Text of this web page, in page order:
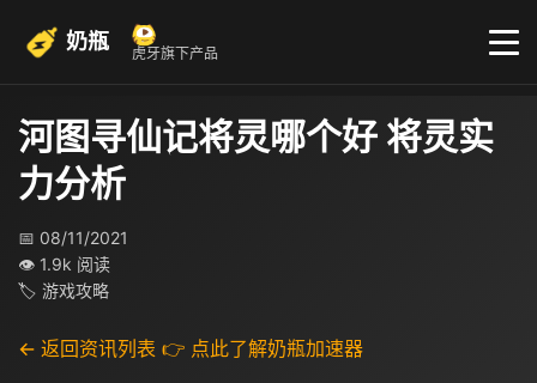
奶瓶 虎牙旗下产品
河图寻仙记将灵哪个好 将灵实
力分析
📅 08/11/2021
👁 1.9k 阅读
🏷 游戏攻略
← 返回资讯列表 👉 点此了解奶瓶加速器